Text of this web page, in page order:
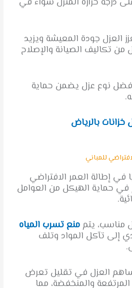
العزل جودة المعيشة ويزيد
من تكاليف الصيانة والإصلاح
نوع عزل يضمن حماية
بالرياض
للمباني
في إطالة العمر الافتراضي
في حماية الهيكل من العوامل
مناسب، يتممنع تسرب المياه
إلى تآكل المواد وتلف
العزل في تقليل تعرض
المرتفعة والمنخفضة، مما